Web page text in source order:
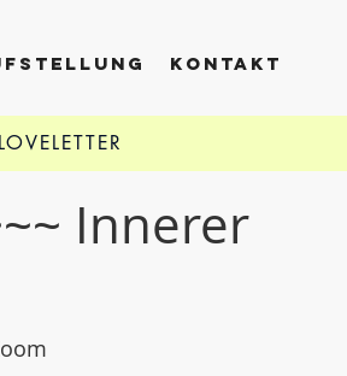
KONTAKT
Innerer